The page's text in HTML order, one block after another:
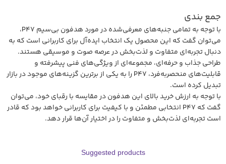
جمع بندی
با توجه به تمامی جنبه‌های معرفی‌شده در مورد هدفون بی‌سیم P47،
می‌توان گفت که این محصول یک انتخاب ایده‌آل برای کاربرانی است که به
دنبال تجربه‌ای متفاوت و لذت‌بخش در عرصه صوت و موسیقی هستند.
طراحی جذاب و حرفه‌ای، مجموعه‌ای از ویژگی‌های فنی پیشرفته و
قابلیت‌های منحصربه‌فرد، P47 را به یکی از برترین گزینه‌های موجود در بازار
تبدیل کرده است.
با توجه به ارزش خرید بالای این هدفون در مقایسه با رقبای خود، می‌توان
گفت که P47 انتخابی مطمئن و با کیفیت برای کاربرانی خواهد بود که قادر
است تجربه‌ای لذت‌بخش و متفاوت را در اختیار آن‌ها قرار دهد.
Suggested products